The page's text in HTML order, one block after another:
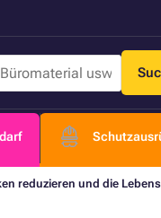
reduzieren und die